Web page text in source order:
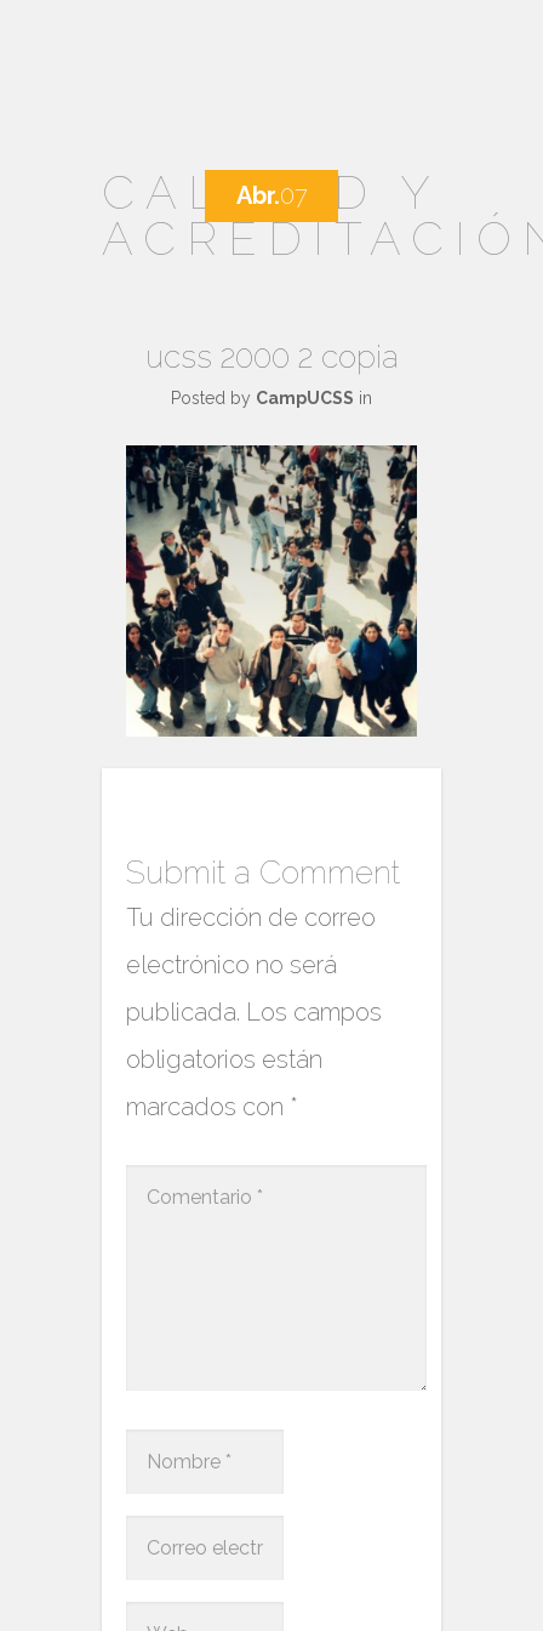
CALIDAD Y
ucss 2000 2 copia
Posted by CampUCSS in
Abr.07
Submit a Comment
Tu dirección de correo
electrónico no será
publicada. Los campos
obligatorios están
marcados con *